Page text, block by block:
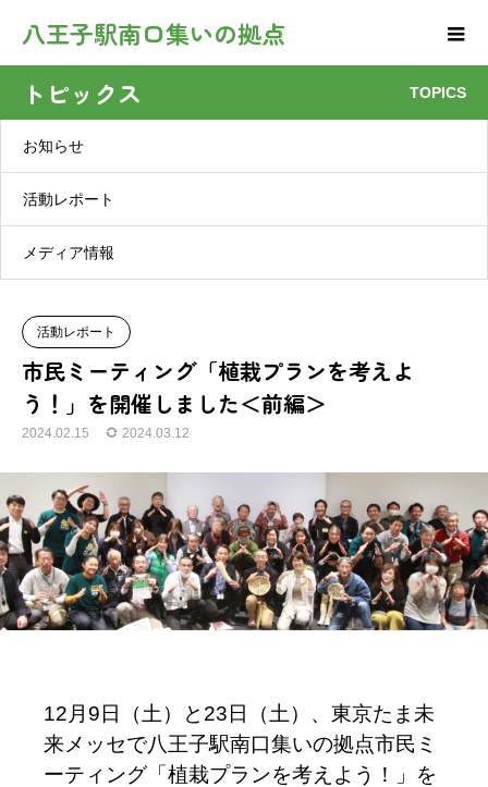
八王子駅南口集いの拠点
トピックス
TOPICS
お知らせ
活動レポート
メディア情報
活動レポート
市民ミーティング「植栽プランを考えよ
う！」を開催しました＜前編＞
2024.02.15 2024.03.12
12月9日（土）と23日（土）、東京たま未
来メッセで八王子駅南口集いの拠点市民ミ
ーティング「植栽プランを考えよう！」を